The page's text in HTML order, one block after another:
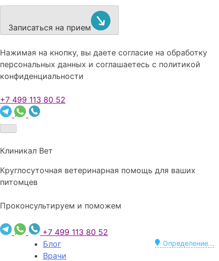
Записаться на прием
Нажимая на кнопку, вы даете согласие на обработку
персональных данных и соглашаетесь c политикой
конфиденциальности
+7 499 113 80 52
Клиникал Вет
Круглосуточная ветеринарная помощь для ваших
питомцев
Проконсультируем и поможем
+7 499 113 80 52
Определение...
Блог
Врачи